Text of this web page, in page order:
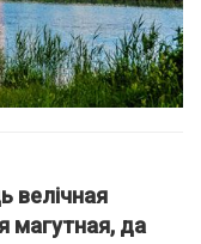
велічная
магутная, да